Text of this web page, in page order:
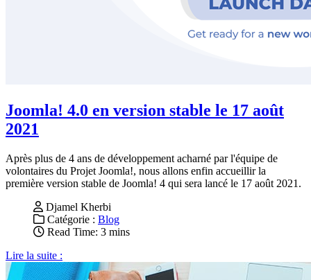
Joomla! 4.0 en version stable le 17 août
2021
Après plus de 4 ans de développement acharné par l'équipe de
volontaires du Projet Joomla!, nous allons enfin accueillir la
première version stable de Joomla! 4 qui sera lancé le 17 août 2021.
Djamel Kherbi
Catégorie : Blog
Read Time: 3 mins
Lire la suite :